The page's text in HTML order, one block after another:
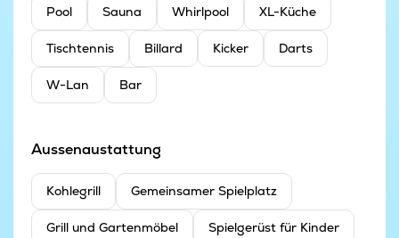
Pool Sauna Whirlpool XL-Küche
Tischtennis Billard Kicker Darts
W-Lan Bar
Aussenaustattung
Kohlegrill Gemeinsamer Spielplatz
Grill und Gartenmöbel Spielgerüst für Kinder